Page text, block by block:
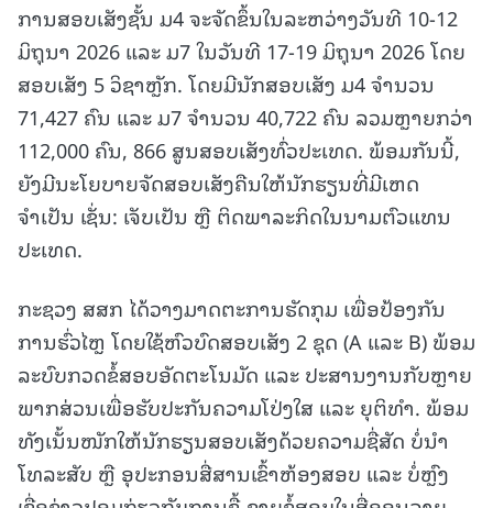
ການສອບເສັງຊັ້ນ ມ4 ຈະຈັດຂຶ້ນໃນລະຫວ່າງວັນທີ 10-12
ມິຖຸນາ 2026 ແລະ ມ7 ໃນວັນທີ 17-19 ມິຖຸນາ 2026 ໂດຍ
ສອບເສັງ 5 ວິຊາຫຼັກ. ໂດຍມີນັກສອບເສັງ ມ4 ຈຳນວນ
71,427 ຄົນ ແລະ ມ7 ຈຳນວນ 40,722 ຄົນ ລວມຫຼາຍກວ່າ
112,000 ຄົນ, 866 ສູນສອບເສັງທົ່ວປະເທດ. ພ້ອມກັນນີ້,
ຍັງມີນະໂຍບາຍຈັດສອບເສັງຄືນໃຫ້ນັກຮຽນທີ່ມີເຫດ
ຈຳເປັນ ເຊັ່ນ: ເຈັບເປັນ ຫຼື ຕິດພາລະກິດໃນນາມຕົວແທນ
ປະເທດ.
ກະຊວງ ສສກ ໄດ້ວາງມາດຕະການຮັດກຸມ ເພື່ອປ້ອງກັນ
ການຮົ່ວໄຫຼ ໂດຍໃຊ້ຫົວບົດສອບເສັງ 2 ຊຸດ (A ແລະ B) ພ້ອມ
ລະບົບກວດຂໍ້ສອບອັດຕະໂນມັດ ແລະ ປະສານງານກັບຫຼາຍ
ພາກສ່ວນເພື່ອຮັບປະກັນຄວາມໂປ່ງໃສ ແລະ ຍຸຕິທຳ. ພ້ອມ
ທັງເນັ້ນໜັກໃຫ້ນັກຮຽນສອບເສັງດ້ວຍຄວາມຊື່ສັດ ບໍ່ນຳ
ໂທລະສັບ ຫຼື ອຸປະກອນສື່ສານເຂົ້າຫ້ອງສອບ ແລະ ບໍ່ຫຼົງ